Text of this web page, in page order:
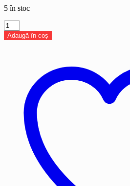
5 în stoc
Cantitate
Lumanare
Led
Adaugă în coș